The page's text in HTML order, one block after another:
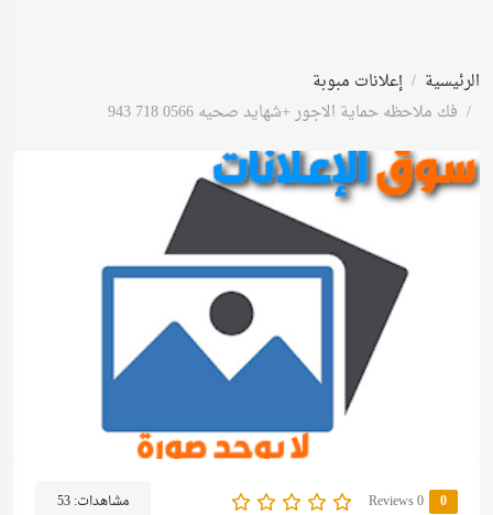
الرئيسية
إعلانات مبوبة
فك ملاحظه حماية الاجور +شهايد صحيه 0566 718 943
0
0 Reviews مشاهدات:53